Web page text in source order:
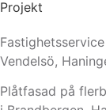
Projekt
Vendelsö,
Plåtfasad på